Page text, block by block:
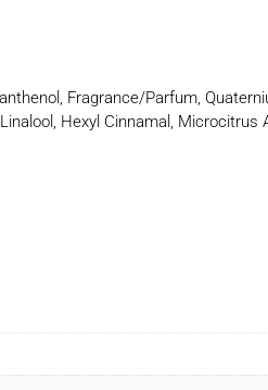
Fragrance/Parfum,
Hexyl Cinnamal, Microcitrus